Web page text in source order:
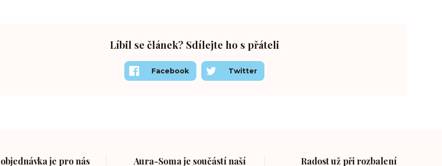
Líbil se článek? Sdílejte ho s přáteli
Facebook Twitter
je pro nás Aura-Soma je součástí naší Radost už při rozbalení